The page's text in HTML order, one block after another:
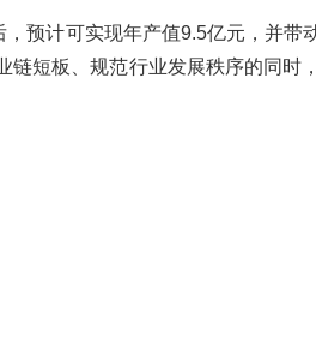
，预计可实现年产值9.5亿元，并带
链短板、规范行业发展秩序的同时